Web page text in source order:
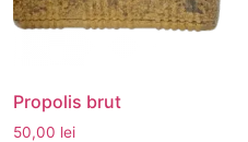
Propolis brut
50,00 lei